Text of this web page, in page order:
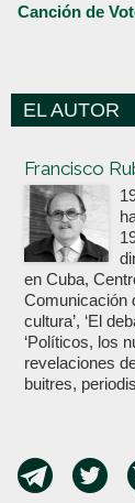
Canción de
EL AUTOR
Francisco
en Cuba,
Comunicación
cultura’, ‘El
‘Políticos, los
revelaciones
buitres,